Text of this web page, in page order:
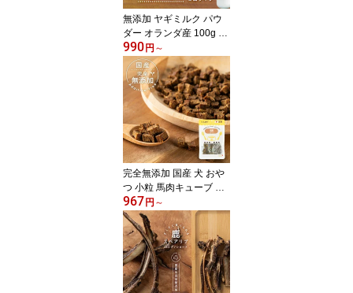
無添加 ヤギミルク パウ
ダー オランダ産 100g オ
ーガニック製法 粉ミルク
粉末 犬 猫 うさぎ 小動物
おやつ 水分補給 水 ギフ
ト プレゼント 老犬 老猫
シニア パピー
990円 ～
完全無添加 国産 犬 おや
つ 小粒 馬肉キューブ 個
包装 30g ドッグフード
トッピング ギフト プレ
ゼント オヤツ 大型犬 中
型犬 小型犬 超小型犬
967円 ～